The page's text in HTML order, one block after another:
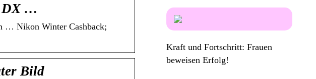
DX …
… Nikon Winter Cashback;
Bild
Kraft und Fortschritt: Frauen
beweisen Erfolg!